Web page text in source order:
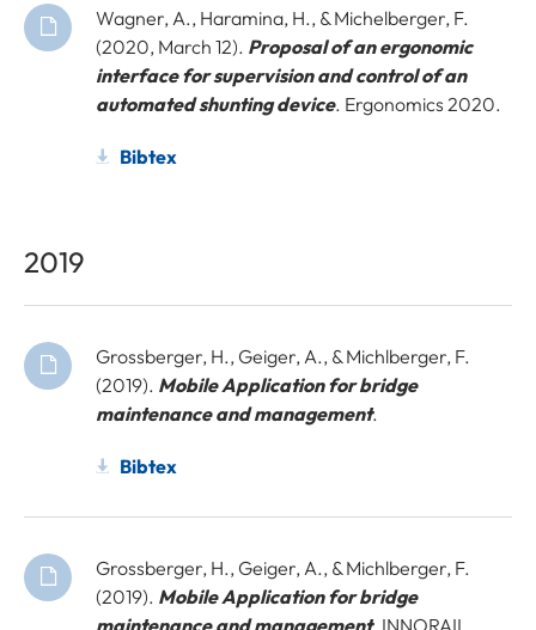
Wagner, A., Haramina, H., & Michelberger, F.
(2020, March 12). Proposal of an ergonomic
interface for supervision and control of an
automated shunting device. Ergonomics 2020.
Bibtex
2019
Grossberger, H., Geiger, A., & Michlberger, F.
(2019). Mobile Application for bridge
maintenance and management.
Bibtex
Grossberger, H., Geiger, A., & Michlberger, F.
(2019). Mobile Application for bridge
maintenance and management. INNORAIL